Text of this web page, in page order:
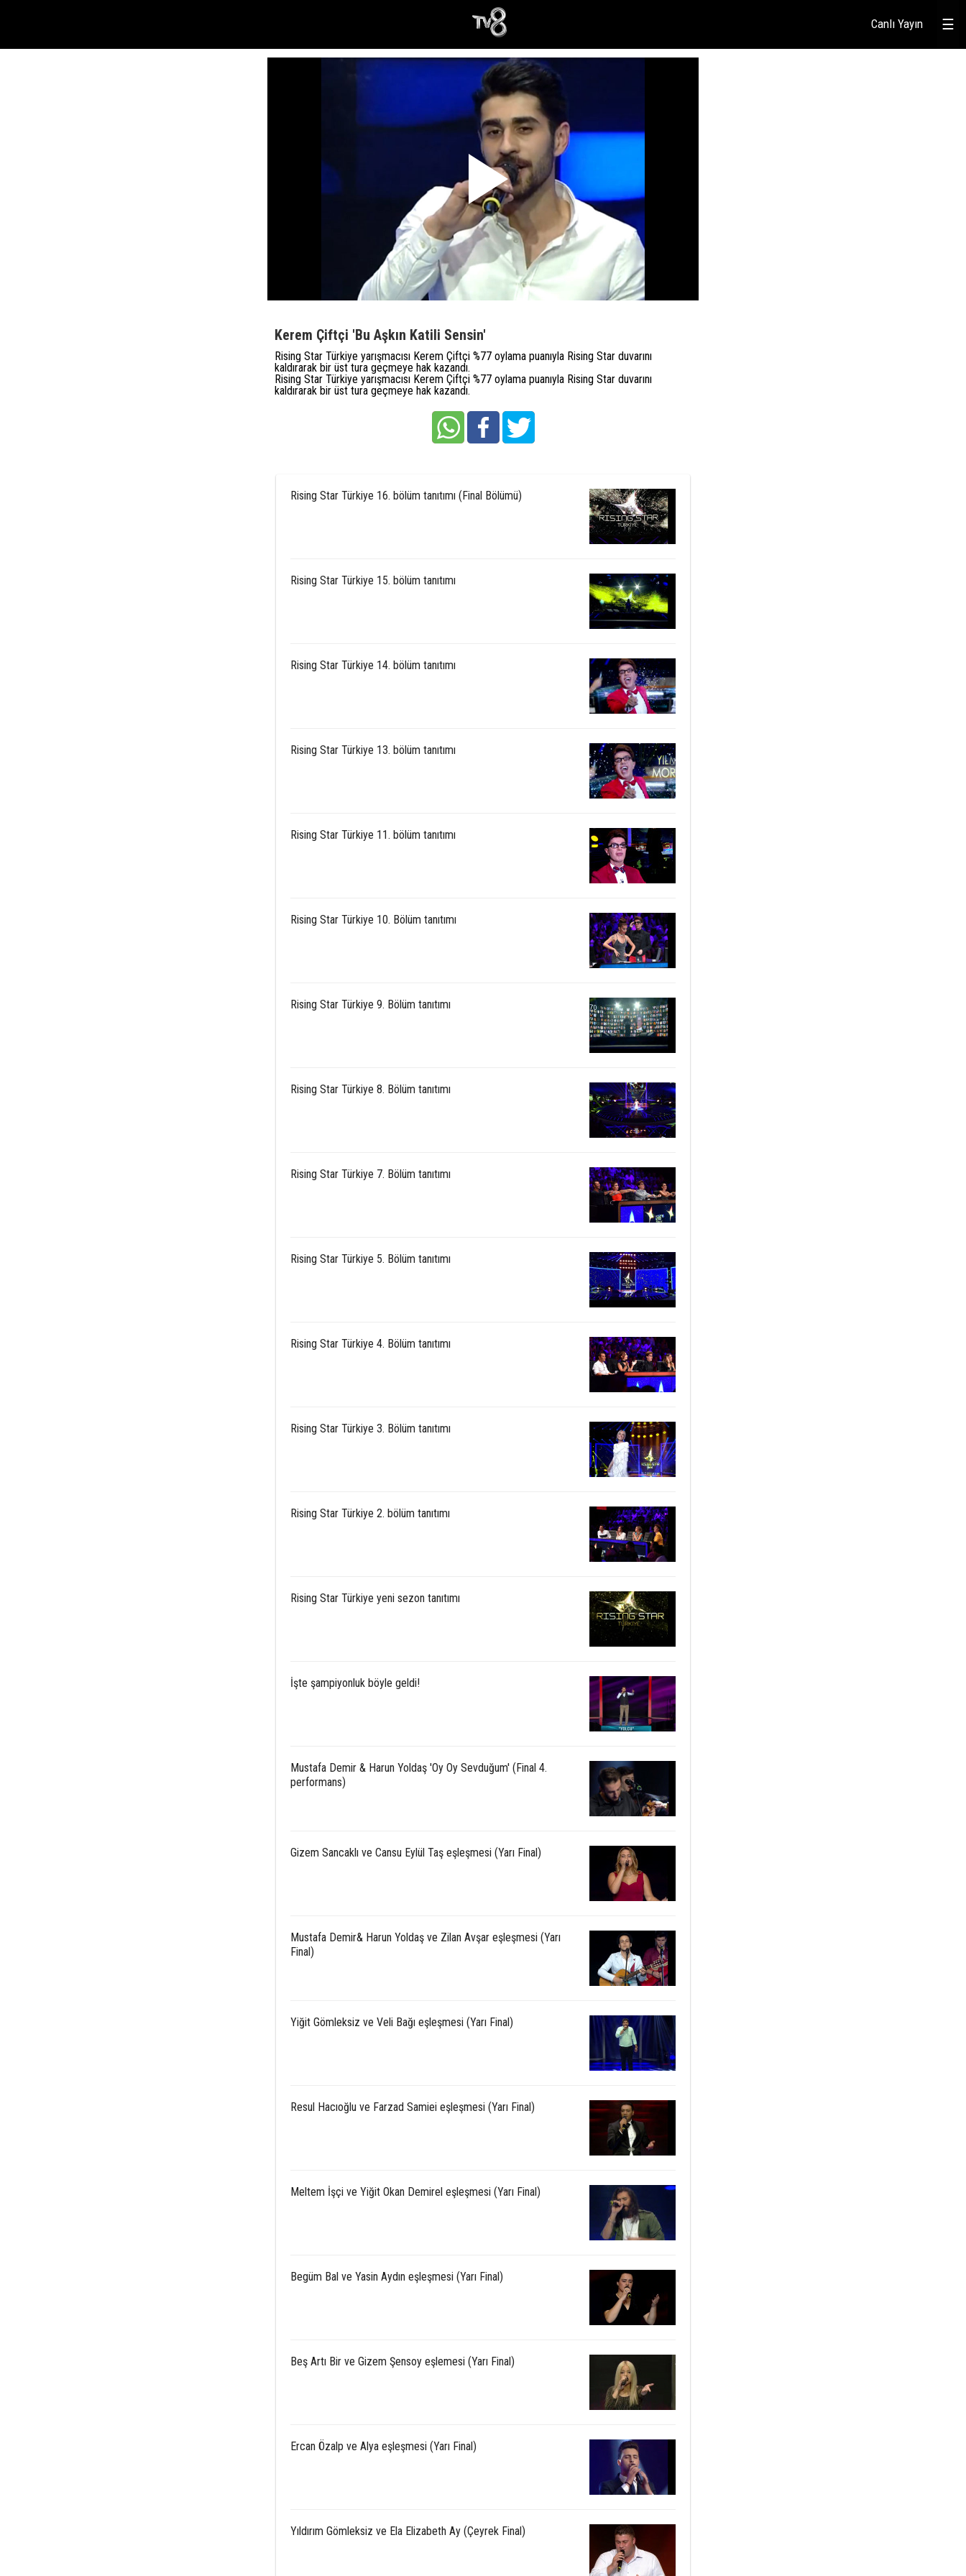
☰
Canlı Yayın
Kerem Çiftçi 'Bu Aşkın Katili Sensin'
Rising Star Türkiye yarışmacısı Kerem Çiftçi %77 oylama puanıyla Rising Star duvarını
kaldırarak bir üst tura geçmeye hak kazandı.
Rising Star Türkiye yarışmacısı Kerem Çiftçi %77 oylama puanıyla Rising Star duvarını
kaldırarak bir üst tura geçmeye hak kazandı.
Rising Star Türkiye 16. bölüm tanıtımı (Final Bölümü)
Rising Star Türkiye 15. bölüm tanıtımı
Rising Star Türkiye 14. bölüm tanıtımı
Rising Star Türkiye 13. bölüm tanıtımı
Rising Star Türkiye 11. bölüm tanıtımı
Rising Star Türkiye 10. Bölüm tanıtımı
Rising Star Türkiye 9. Bölüm tanıtımı
Rising Star Türkiye 8. Bölüm tanıtımı
Rising Star Türkiye 7. Bölüm tanıtımı
Rising Star Türkiye 5. Bölüm tanıtımı
Rising Star Türkiye 4. Bölüm tanıtımı
Rising Star Türkiye 3. Bölüm tanıtımı
Rising Star Türkiye 2. bölüm tanıtımı
Rising Star Türkiye yeni sezon tanıtımı
İşte şampiyonluk böyle geldi!
Mustafa Demir & Harun Yoldaş 'Oy Oy Sevduğum' (Final 4.
performans)
Gizem Sancaklı ve Cansu Eylül Taş eşleşmesi (Yarı Final)
Mustafa Demir& Harun Yoldaş ve Zilan Avşar eşleşmesi (Yarı
Final)
Yiğit Gömleksiz ve Veli Bağı eşleşmesi (Yarı Final)
Resul Hacıoğlu ve Farzad Samiei eşleşmesi (Yarı Final)
Meltem İşçi ve Yiğit Okan Demirel eşleşmesi (Yarı Final)
Begüm Bal ve Yasin Aydın eşleşmesi (Yarı Final)
Beş Artı Bir ve Gizem Şensoy eşlemesi (Yarı Final)
Ercan Özalp ve Alya eşleşmesi (Yarı Final)
Yıldırım Gömleksiz ve Ela Elizabeth Ay (Çeyrek Final)